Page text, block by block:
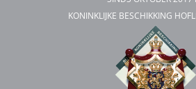
KONINKLIJKE BESCHIKKING